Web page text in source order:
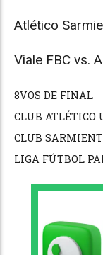
Atlético
Viale FBC vs.
8VOS DE FINAL
CLUB ATLÉTICO
CLUB
LIGA FÚTBOL